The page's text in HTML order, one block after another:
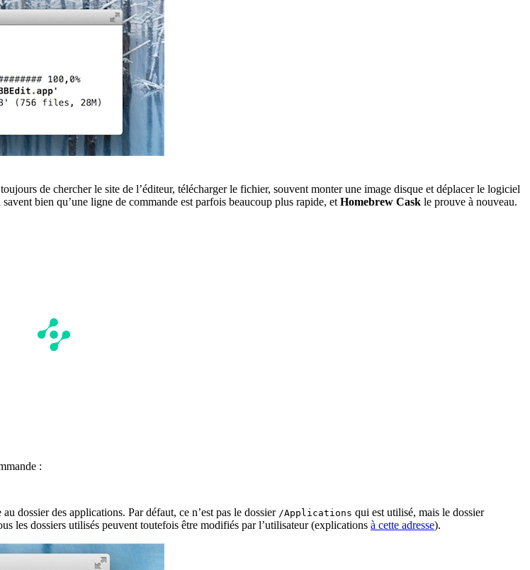
de chercher le site de l’éditeur, télécharger le fichier, souvent monter une image disque et déplacer le logiciel
bien qu’une ligne de commande est parfois beaucoup plus rapide, et Homebrew Cask le prouve à nouveau.
:
dossier des applications. Par défaut, ce n’est pas le dossier /Applications qui est utilisé, mais le dossier
les dossiers utilisés peuvent toutefois être modifiés par l’utilisateur (explications à cette adresse).